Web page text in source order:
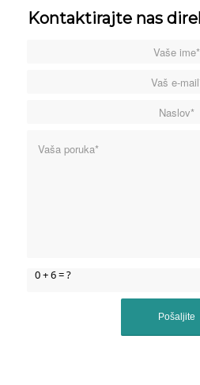
Kontaktirajte nas
0 + 6 = ?